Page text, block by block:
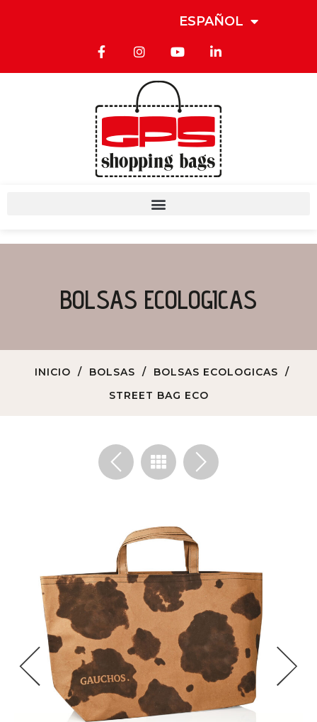
ESPAÑOL
BOLSAS ECOLOGICAS
INICIO BOLSAS
BOLSAS ECOLOGICAS
STREET BAG ECO
< >
< >